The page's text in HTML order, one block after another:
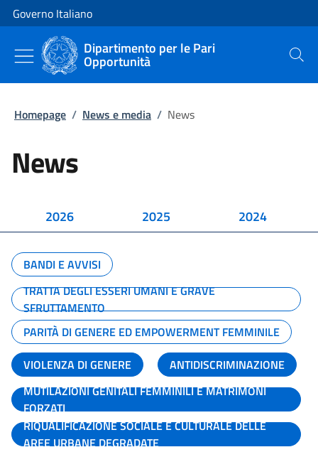
Vai al contenuto
Vai alla navigazione del sito
Governo Italiano
Dipartimento per le Pari
Opportunità Cerca
Homepage / News e media / News
News
2026 2025 2024
BANDI E AVVISI
TRATTA DEGLI ESSERI UMANI E GRAVE
SFRUTTAMENTO
PARITÀ DI GENERE ED EMPOWERMENT FEMMINILE
VIOLENZA DI GENERE
ANTIDISCRIMINAZIONE
MUTILAZIONI GENITALI FEMMINILI E MATRIMONI
FORZATI
RIQUALIFICAZIONE SOCIALE E CULTURALE DELLE
AREE URBANE DEGRADATE